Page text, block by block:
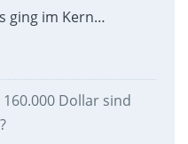
ging im Kern…
Dollar sind